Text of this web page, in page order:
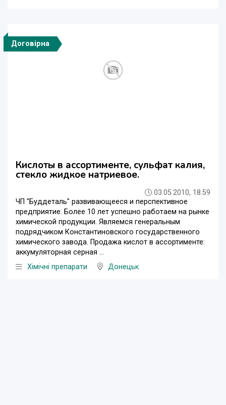
Договірна
Кислоты в ассортименте, сульфат калия,
стекло жидкое натриевое.
03.05.2010, 18:59
ЧП "Буддеталь" развивающееся и перспективное
предприятие. Более 10 лет успешно работаем на рынке
химической продукции. Являемся генеральным
подрядчиком Константиновского государственного
химического завода. Продажа кислот в ассортименте:
аккумуляторная серная ...
Хімічні препарати
Донецьк